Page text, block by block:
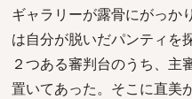
ギャラリーが露骨にがっか
は自分が脱いだパンティを
２つある審判台のうち、主
置いてあった。そこに直美